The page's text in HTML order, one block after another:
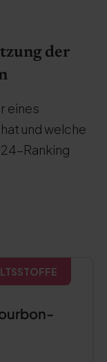
der
eines
und welche
Ranking